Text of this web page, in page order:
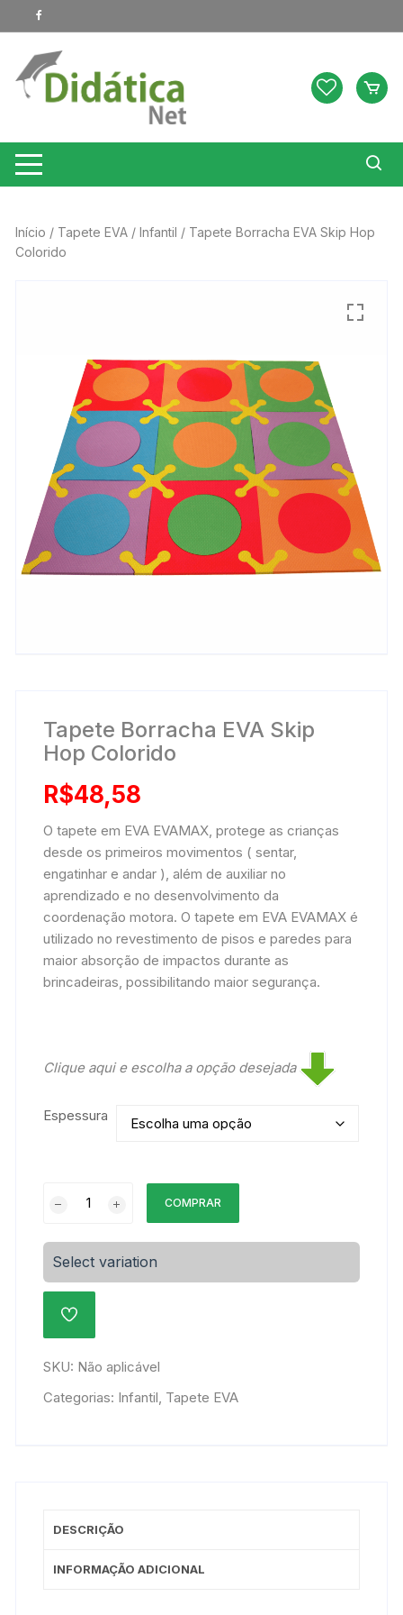
para
conteúdo
Início / Tapete EVA /Infantil / Tapete Borracha EVA Skip Hop
Colorido
Tapete Borracha EVA Skip
Hop Colorido
R$48,58
O tapete em EVA EVAMAX, protege as crianças
desde os primeiros movimentos ( sentar,
engatinhar e andar ), além de auxiliar no
aprendizado e no desenvolvimento da
coordenação motora. O tapete em EVA EVAMAX é
utilizado no revestimento de pisos e paredes para
maior absorção de impactos durante as
brincadeiras, possibilitando maior segurança.
Clique aqui e escolha a opção desejada
Espessura
Borracha
Skip
Hop
quantidade
COMPRAR
Select variation
ADICIONAR
DE
DESEJOS
SKU: Não aplicável
Categorias: Infantil Tapete EVA
DESCRIÇÃO
INFORMAÇÃO ADICIONAL